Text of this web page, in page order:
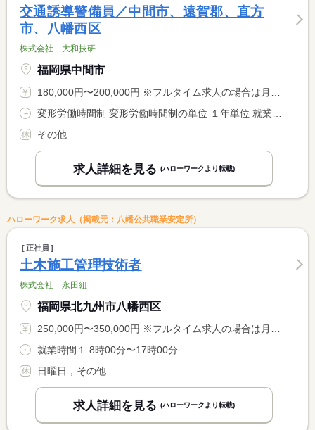
交通誘導警備員／中間市、遠賀郡、直方
市、八幡西区
株式会社 大和技研
福岡県中間市
180,000円〜200,000円 ※フルタイム求人の場合は月額（換算額）、パート求人の場合は時間額を表示しています。
その他
求人詳細を見る (ハローワークより転載)
ハローワーク求人（掲載元：八幡公共職業安定所）
正社員
土木施工管理技術者
株式会社 永田組
福岡県北九州市八幡西区
250,000円〜350,000円 ※フルタイム求人の場合は月額（換算額）、パート求人の場合は時間額を表示しています。
就業時間１ 8時00分〜17時00分
日曜日，その他
求人詳細を見る (ハローワークより転載)